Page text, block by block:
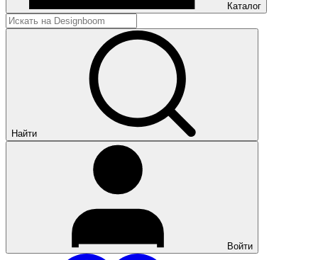
Каталог
Найти
Войти